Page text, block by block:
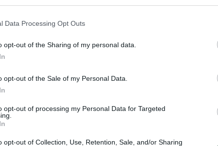
Data Processing Opt Outs
opt-out of the Sharing of my personal data.
opt-out of the Sale of my Personal Data.
opt-out of processing my Personal Data for Targeted
opt-out of Collection, Use, Retention, Sale, and/or Sharing
Karšta A. Kasparavičiaus ir Ž Pavilionio
pradinukų